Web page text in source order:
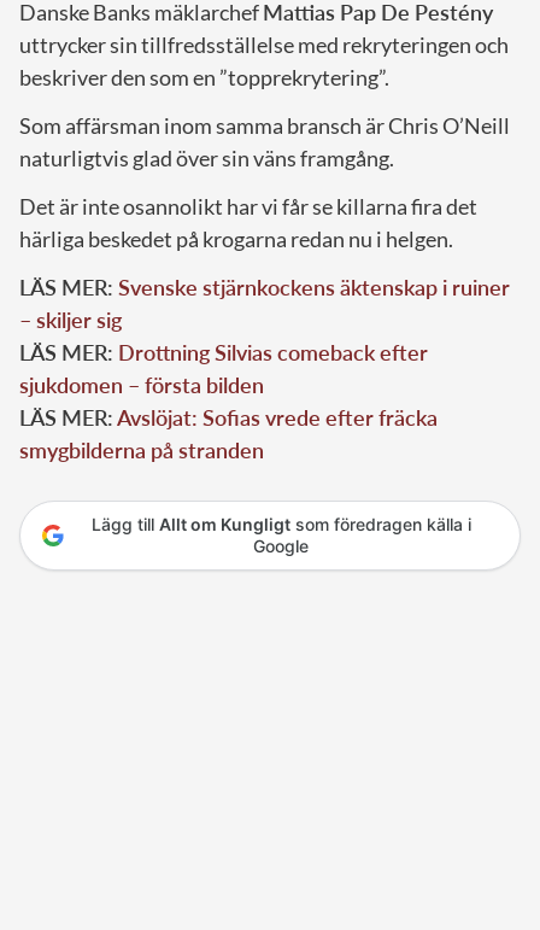
Danske Banks mäklarchefMattias Pap De Pestény
uttrycker sin tillfredsställelse med rekryteringen och
beskriver den som en ”topprekrytering”.
Som affärsman inom samma bransch är Chris O’Neill
naturligtvis glad över sin väns framgång.
Det är inte osannolikt har vi får se killarna fira det
härliga beskedet på krogarna redan nu i helgen.
LÄS MER: Svenske stjärnkockens äktenskap i ruiner
– skiljer sig
LÄS MER: Drottning Silvias comeback efter
sjukdomen – första bilden
LÄS MER:Avslöjat: Sofias vrede efter fräcka
smygbilderna på stranden
Lägg till Allt om Kungligtsom föredragen källa i
Google